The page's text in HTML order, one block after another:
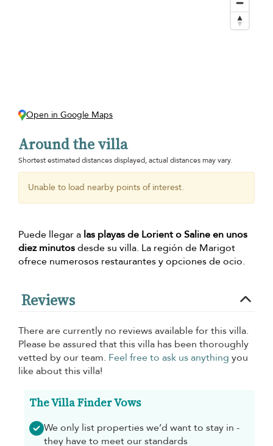
Open in Google Maps
Around the villa
Shortest estimated distances displayed, actual distances may vary.
Unable to load nearby points of interest.
Puede llegar a las playas de Lorient o Saline en unos
diez minutosdesde su villa. La región de Marigot
ofrece numerosos restaurantes y opciones de ocio.
Reviews
There are currently no reviews available for this villa.
Please be assured that this villa has been thoroughly
vetted by our team. Feel free to ask us anything you
like about this villa!
The Villa Finder Vows
We only list properties we’d want to stay in -
they have to meet our standards